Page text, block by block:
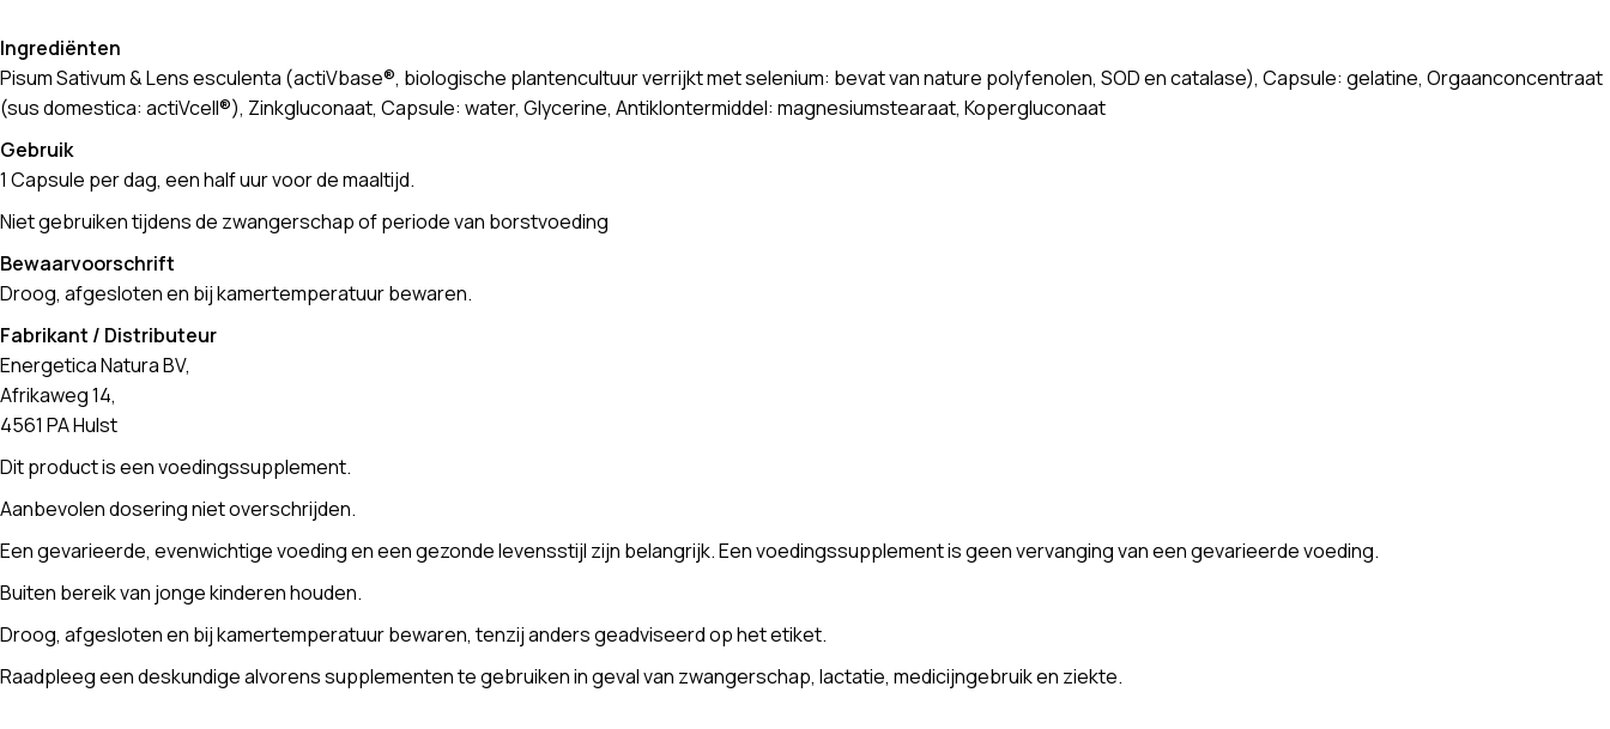
Ingrediënten
Pisum Sativum & Lens esculenta (actiVbase®, biologische plantencultuur verrijkt met selenium: bevat van nature polyfenolen, SOD en catalase), Capsule: gelatine, Orgaanconcentraat
(sus domestica: actiVcell®), Zinkgluconaat, Capsule: water, Glycerine, Antiklontermiddel: magnesiumstearaat, Kopergluconaat
Gebruik
1 Capsule per dag, een half uur voor de maaltijd.
Niet gebruiken tijdens de zwangerschap of periode van borstvoeding
Bewaarvoorschrift
Droog, afgesloten en bij kamertemperatuur bewaren.
Fabrikant / Distributeur
Energetica Natura BV,
Afrikaweg 14,
4561 PA Hulst
Dit product is een voedingssupplement.
Aanbevolen dosering niet overschrijden.
Een gevarieerde, evenwichtige voeding en een gezonde levensstijl zijn belangrijk. Een voedingssupplement is geen vervanging van een gevarieerde voeding.
Buiten bereik van jonge kinderen houden.
Droog, afgesloten en bij kamertemperatuur bewaren, tenzij anders geadviseerd op het etiket.
Raadpleeg een deskundige alvorens supplementen te gebruiken in geval van zwangerschap, lactatie, medicijngebruik en ziekte.